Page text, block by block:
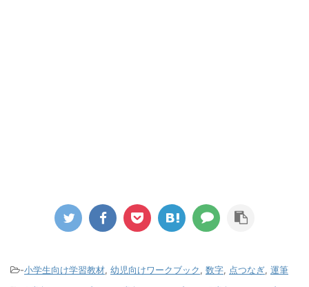
-小学生向け学習教材, 幼児向けワークブック, 数字, 点つなぎ, 運筆